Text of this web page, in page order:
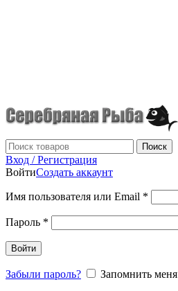
Поиск
Вход / Регистрация
ВойтиСоздать аккаунт
Имя пользователя или Email *
Пароль *
Войти
Забыли пароль?
Запомнить меня